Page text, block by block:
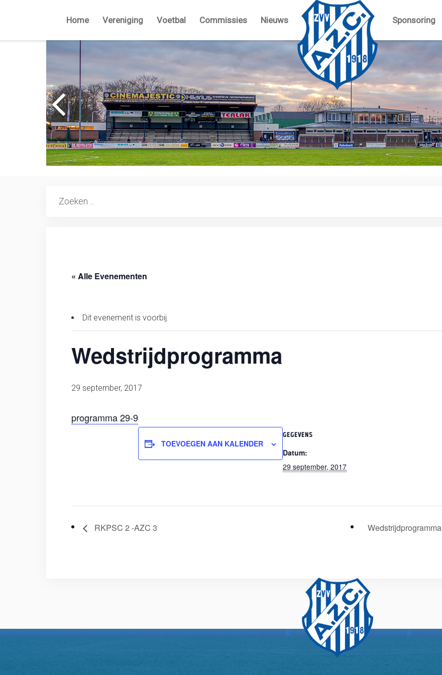
Home Vereniging Voetbal Commissies Nieuws Sponsoring
« Alle Evenementen
Dit evenement is voorbij.
Wedstrijdprogramma
29 september, 2017
programma 29-9
TOEVOEGEN AAN KALENDER
GEGEVENS
Datum:
29 september, 2017
RKPSC 2 -AZC 3 Wedstrijdprogramma